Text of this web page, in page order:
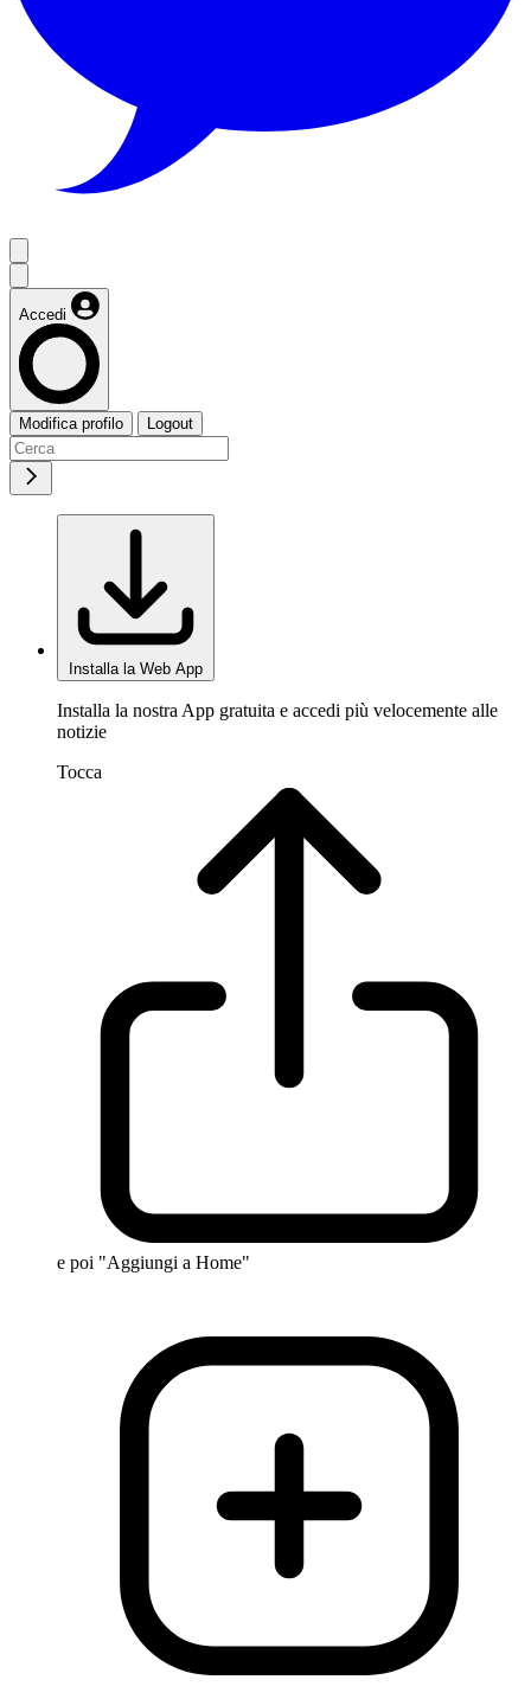
Accedi
Modifica profilo Logout
Installa la Web App
Installa la nostra App gratuita e accedi più velocemente alle
notizie
Tocca
e poi "Aggiungi a Home"